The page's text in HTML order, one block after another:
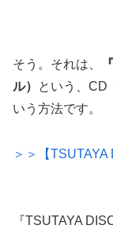
そう。それは、
ル）
という、CD
いう方法です。
＞＞【
『TSUTAYA